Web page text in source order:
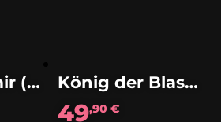
Komm zu mir (Polka) König der Blasmusik (Polka)
49,90 €